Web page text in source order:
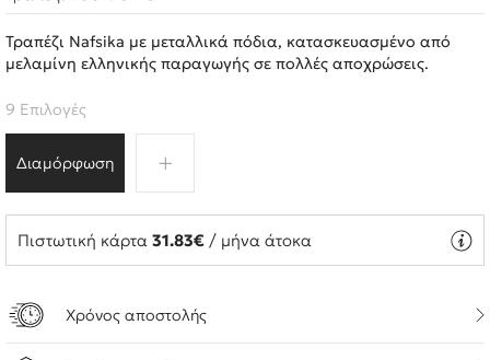
Τραπέζι Nafsika με μεταλλικά πόδια, κατασκευασμένο από
μελαμίνη ελληνικής παραγωγής σε πολλές αποχρώσεις.
Διαμόρφωση
9 Επιλογές
Πιστωτική κάρτα 31.83€ / μήνα άτοκα
Χρόνος αποστολής